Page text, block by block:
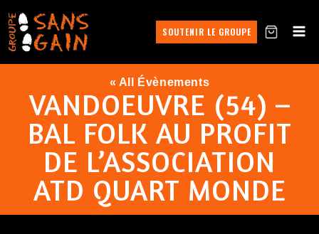
SOUTENIR LE GROUPE
« All Évènements
VANDOEUVRE (54) –
BAL FOLK AU PROFIT
DE L’ASSOCIATION
ATD QUART MONDE